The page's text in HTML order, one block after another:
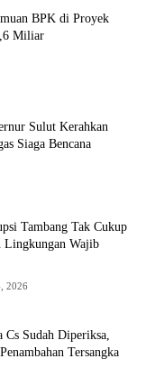
BPK di Proyek
Miliar
Sulut Kerahkan
Siaga Bencana
Tambang Tak Cukup
Lingkungan Wajib
2026
Sudah Diperiksa,
Tersangka